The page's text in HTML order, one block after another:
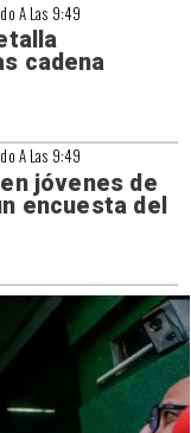
A Las 9:49
cadena
A Las 9:49
jóvenes de
encuesta del